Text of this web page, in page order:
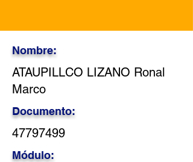
Nombre:
ATAUPILLCO LIZANO Ronal
Marco
Documento:
47797499
Módulo: